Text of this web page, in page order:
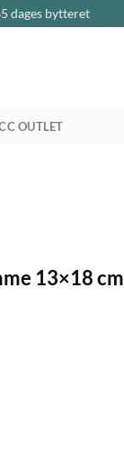
dages bytteret
OUTLET
13×18 cm